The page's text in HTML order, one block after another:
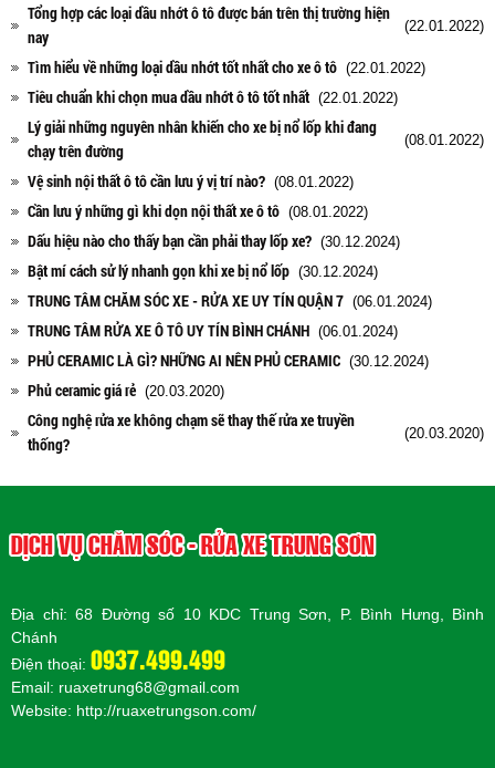
Tổng hợp các loại dầu nhớt ô tô được bán trên thị trường hiện
nay
(22.01.2022)
Tìm hiểu về những loại dầu nhớt tốt nhất cho xe ô tô (22.01.2022)
Tiêu chuẩn khi chọn mua dầu nhớt ô tô tốt nhất (22.01.2022)
Lý giải những nguyên nhân khiến cho xe bị nổ lốp khi đang
chạy trên đường
(08.01.2022)
Vệ sinh nội thất ô tô cần lưu ý vị trí nào? (08.01.2022)
Cần lưu ý những gì khi dọn nội thất xe ô tô (08.01.2022)
Dấu hiệu nào cho thấy bạn cần phải thay lốp xe? (30.12.2024)
Bật mí cách sử lý nhanh gọn khi xe bị nổ lốp (30.12.2024)
TRUNG TÂM CHĂM SÓC XE - RỬA XE UY TÍN QUẬN 7 (06.01.2024)
TRUNG TÂM RỬA XE Ô TÔ UY TÍN BÌNH CHÁNH (06.01.2024)
PHỦ CERAMIC LÀ GÌ? NHỮNG AI NÊN PHỦ CERAMIC (30.12.2024)
Phủ ceramic giá rẻ (20.03.2020)
Công nghệ rửa xe không chạm sẽ thay thế rửa xe truyền
thống?
(20.03.2020)
DỊCH VỤ CHĂM SÓC - RỬA XE TRUNG SƠN
Địa chỉ: 68 Đường số 10 KDC Trung Sơn, P. Bình Hưng, Bình
Chánh
Điện thoại: 0937.499.499
Email: ruaxetrung68@gmail.com
Website: http://ruaxetrungson.com/